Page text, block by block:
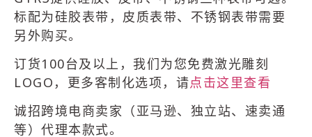
标配为硅胶表带，皮质表带、不锈钢表带需要
另外购买。
订货100台及以上，我们为您免费激光雕刻
LOGO，更多客制化选项，请点击这里查看
诚招跨境电商卖家（亚马逊、独立站、速卖通
等）代理本款式。